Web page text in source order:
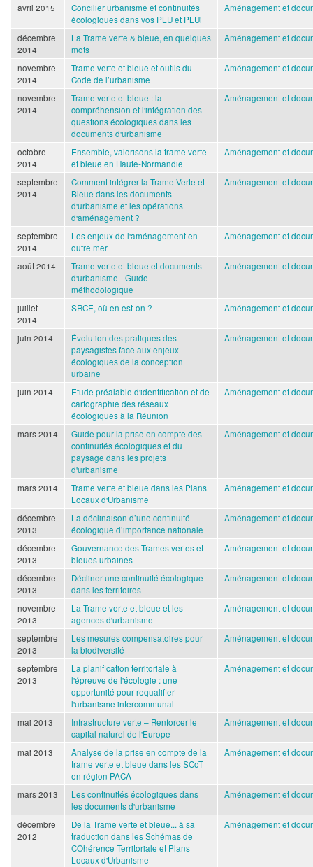
avril 2015
Concilier urbanisme et continuités
écologiques dans vos PLU et PLUi
Aménagement et
décembre
2014
La Trame verte & bleue, en quelques
mots
Aménagement et
novembre
2014
Trame verte et bleue et outils du
Code de l’urbanisme
Aménagement et
novembre
2014
Trame verte et bleue : la
compréhension et l'intégration des
questions écologiques dans les
documents d'urbanisme
Aménagement et
octobre
2014
Ensemble, valorisons la trame verte
et bleue en Haute-Normandie
Aménagement et
septembre
2014
Comment intégrer la Trame Verte et
Bleue dans les documents
d'urbanisme et les opérations
d'aménagement ?
Aménagement et
septembre
2014
Les enjeux de l'aménagement en
outre mer
Aménagement et
août 2014
Trame verte et bleue et documents
d'urbanisme - Guide
méthodologique
Aménagement et
juillet
2014
SRCE, où en est-on ? Aménagement et
juin 2014
Évolution des pratiques des
paysagistes face aux enjeux
écologiques de la conception
urbaine
Aménagement et
juin 2014
Etude préalable d'identification et de
cartographie des réseaux
écologiques à la Réunion
Aménagement et
mars 2014
Guide pour la prise en compte des
continuités écologiques et du
paysage dans les projets
d'urbanisme
Aménagement et
mars 2014
Trame verte et bleue dans les Plans
Locaux d'Urbanisme
Aménagement et
décembre
2013
La déclinaison d’une continuité
écologique d’importance nationale
Aménagement et
décembre
2013
Gouvernance des Trames vertes et
bleues urbaines
Aménagement et
décembre
2013
Décliner une continuité écologique
dans les territoires
Aménagement et
novembre
2013
La Trame verte et bleue et les
agences d'urbanisme
Aménagement et
septembre
2013
Les mesures compensatoires pour
la biodiversité
Aménagement et
septembre
2013
La planification territoriale à
l'épreuve de l'écologie : une
opportunité pour requalifier
l'urbanisme intercommunal
Aménagement et
mai 2013
Infrastructure verte – Renforcer le
capital naturel de l'Europe
Aménagement et
mai 2013
Analyse de la prise en compte de la
trame verte et bleue dans les SCoT
en région PACA
Aménagement et
mars 2013
Les continuités écologiques dans
les documents d'urbanisme
Aménagement et
décembre
2012
De la Trame verte et bleue... à sa
traduction dans les Schémas de
COhérence Territoriale et Plans
Locaux d'Urbanisme
Aménagement et